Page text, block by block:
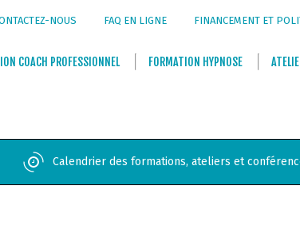
NOUS FAQ EN LIGNE FINANCEMENT ET
COACH PROFESSIONNEL FORMATION HYPNOSE
Calendrier des formations, ateliers et